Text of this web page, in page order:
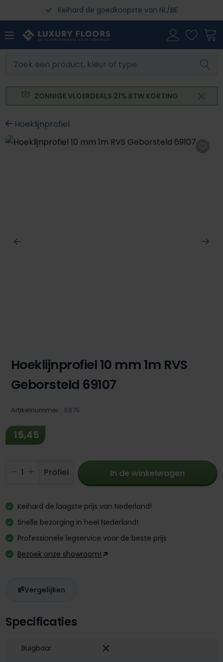
Ga naar de hoofdinhoudKeihard de goedkoopste van NL/BE
ZONNIGE VLOERDEALS 21% BTW KORTING
Hoeklijnprofiel
Afbeeldingengalerij overslaan
Specificaties
Buigbaar
Hoeklijnprofiel 10 mm 1m RVS
Geborsteld 69107
Artikelnummer: 6875
15,45
Producthoeveelheid: Voer de
Profiel In de winkelwagen
Keihard de laagste prijs van Nederland!
Snelle bezorging in heel Nederland!
Professionele legservice voor de beste prijs
Bezoek onze showroom!
Vergelijken